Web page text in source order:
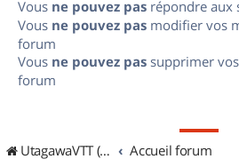
Vous ne pouvez pas répondre aux
Vous ne pouvez pas modifier vos
forum
Vous ne pouvez pas supprimer
forum
UtagawaVTT (Randos VTT et VTTAE avec traces GPS) Accueil forum